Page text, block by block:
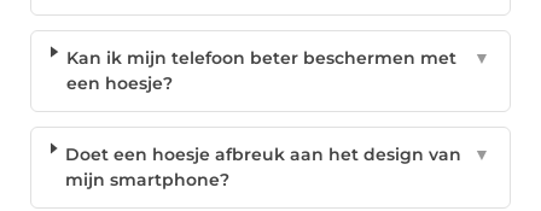
Kan ik mijn telefoon beter beschermen met
een hoesje?
▼
Doet een hoesje afbreuk aan het design van
mijn smartphone?
▼